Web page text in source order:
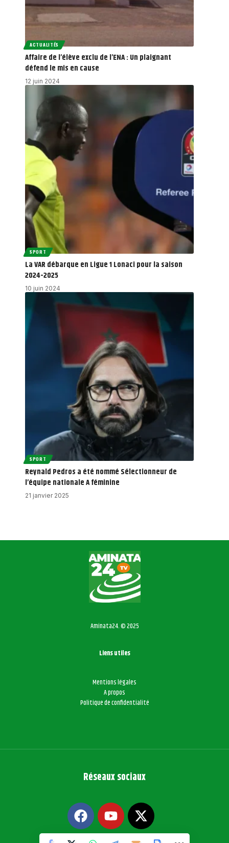
ACTUALITÉS
Affaire de l’élève exclu de l’ENA : Un plaignant
défend le mis en cause
12 juin 2024
SPORT
La VAR débarque en Ligue 1 Lonaci pour la saison
2024-2025
10 juin 2024
SPORT
Reynald Pedros a été nommé Sélectionneur de
l’équipe nationale A féminine
21 janvier 2025
Réseaux sociaux
Aminata24. © 2025
Liens utiles
Mentions légales
A propos
Politique de confidentialité